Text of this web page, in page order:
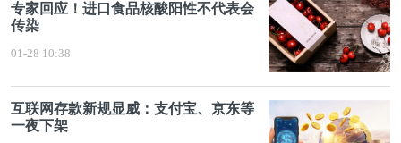
专家回应！进口食品核酸阳性不代表会
传染
01-28 10:38
互联网存款新规显威：支付宝、京东等
一夜下架